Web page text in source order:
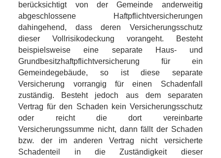
berücksichtigt von der Gemeinde anderweitig
abgeschlossene Haftpflichtversicherungen
dahingehend, dass deren Versicherungsschutz
dieser Vollrisikodeckung vorangeht. Besteht
beispielsweise eine separate Haus- und
Grundbesitzhaftpflichtversicherung für ein
Gemeindegebäude, so ist diese separate
Versicherung vorrangig für einen Schadenfall
zuständig. Besteht jedoch aus dem separaten
Vertrag für den Schaden kein Versicherungsschutz
oder reicht die dort vereinbarte
Versicherungssumme nicht, dann fällt der Schaden
bzw. der im anderen Vertrag nicht versicherte
Schadenteil in die Zuständigkeit dieser